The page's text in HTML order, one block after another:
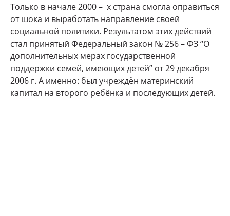
Только в начале 2000 – х страна смогла оправиться
от шока и выработать направление своей
социальной политики. Результатом этих действий
стал принятый Федеральный закон № 256 – ФЗ “О
дополнительных мерах государственной
поддержки семей, имеющих детей” от 29 декабря
2006 г. А именно: был учреждён материнский
капитал на второго ребёнка и последующих детей.